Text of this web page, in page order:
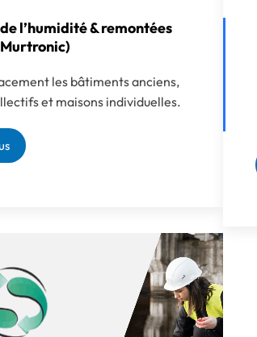
l’humidité & remontées
les bâtiments anciens,
et maisons individuelles.